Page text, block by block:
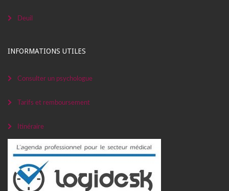
Deuil
INFORMATIONS UTILES
Consulter un psychologue
Tarifs et remboursement
Itinéraire